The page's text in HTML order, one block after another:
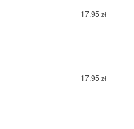
17,95 zł
17,95 zł